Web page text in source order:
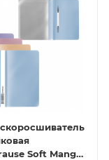
Soft Manga,